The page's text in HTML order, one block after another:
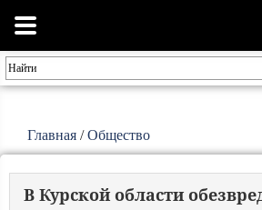
Главная /Общество
В Курской области